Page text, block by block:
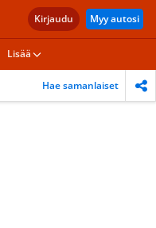
Kirjaudu Myy autosi
Lisää
Hae samanlaiset